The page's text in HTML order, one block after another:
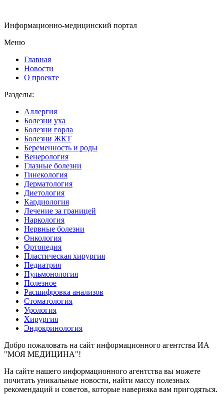
Информационно-медицинский портал
Меню
Главная
Новости
О проекте
Разделы:
Аллергия
Болезни уха
Болезни горла
Болезни ЖКТ
Беременность и роды
Венерология
Глазные болезни
Гинекология
Дерматология
Диетология
Кардиология
Лечение за границей
Наркология
Нервные болезни
Онкология
Ортопедия
Пластическая хирургия
Педиатрия
Пульмонология
Полезное
Расшифровка анализов
Стоматология
Урология
Хирургия
Эндокринология
Добро пожаловать на сайт информационного агентства ИА
"МОЯ МЕДИЦИНА"!
На сайте нашего информационного агентства вы можете
почитать уникальные новости, найти массу полезных
рекомендаций и советов, которые наверняка вам пригодяться.